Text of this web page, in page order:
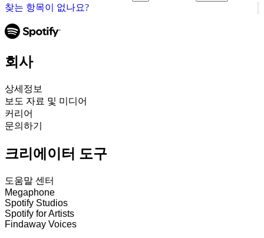
찾는 항목이 없나요?
회사
상세정보
보도 자료 및 미디어
커리어
문의하기
크리에이터 도구
도움말 센터
Megaphone
Spotify Studios
Spotify for Artists
Findaway Voices